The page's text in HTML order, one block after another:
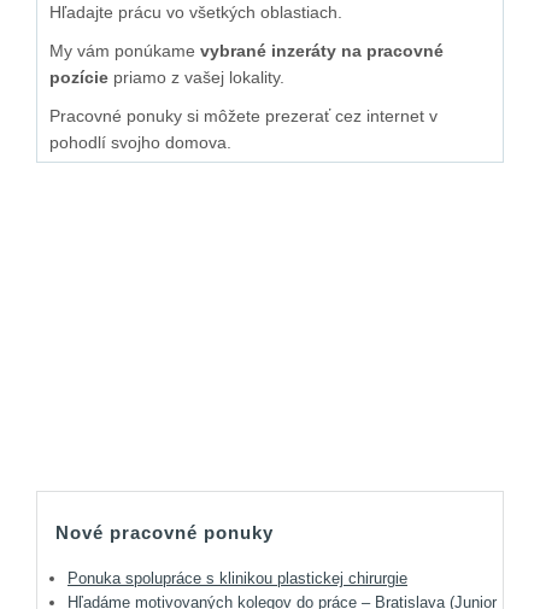
Hľadajte prácu vo všetkých oblastiach.
My vám ponúkame vybrané inzeráty na pracovné
pozície priamo z vašej lokality.
Pracovné ponuky si môžete prezerať cez internet v
pohodlí svojho domova.
Nové pracovné ponuky
Ponuka spolupráce s klinikou plastickej chirurgie
Hľadáme motivovaných kolegov do práce – Bratislava (Junior